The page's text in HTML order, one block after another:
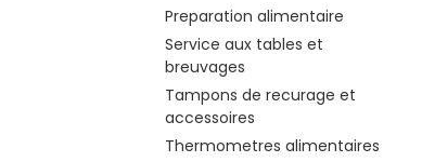
Preparation alimentaire
Service aux tables et
breuvages
Tampons de recurage et
accessoires
Thermometres alimentaires